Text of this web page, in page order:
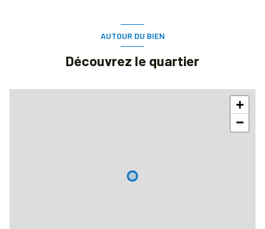
AUTOUR DU BIEN
Découvrez le quartier
+
−